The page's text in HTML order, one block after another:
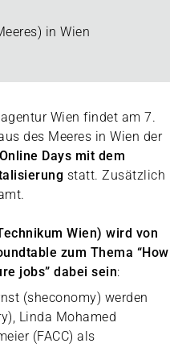
in Wien
Wien findet am 7.
des Meeres in Wien der
Days mit dem
statt. Zusätzlich
Wien) wird von
zum Thema “How
jobs” dabei sein:
(sheconomy) werden
Linda Mohamed
(FACC) als